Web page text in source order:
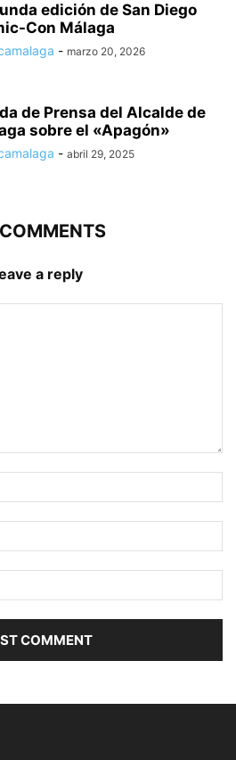
edición de San Diego
Con Málaga
- marzo 20, 2026
de Prensa del Alcalde de
sobre el «Apagón»
- abril 29, 2025
a reply